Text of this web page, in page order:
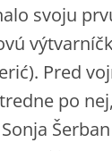
svoju
Pred
po